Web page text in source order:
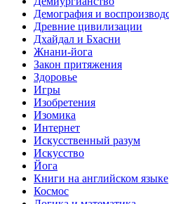
Демография и
Древние цивилизации
Дхайдал и Бхасни
Жнани-йога
Закон притяжения
Здоровье
Игры
Изобретения
Изомика
Интернет
Искусственный разум
Искусство
Йога
Книги на английском языке
Космос